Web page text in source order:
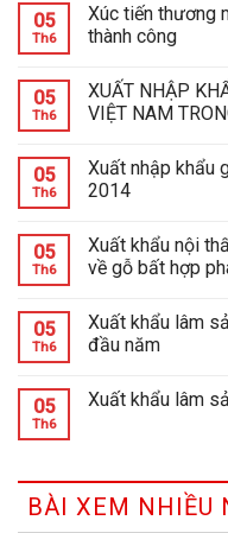
05
Th6
Xúc tiến thương
thành công
05
Th6
XUẤT NHẬP
VIỆT NAM
05
Th6
Xuất nhập khẩu
2014
05
Th6
Xuất khẩu nội
về gỗ bất hợp
05
Th6
Xuất khẩu lâm
đầu năm
05
Th6
Xuất khẩu lâm
BÀI XEM NHIỀU